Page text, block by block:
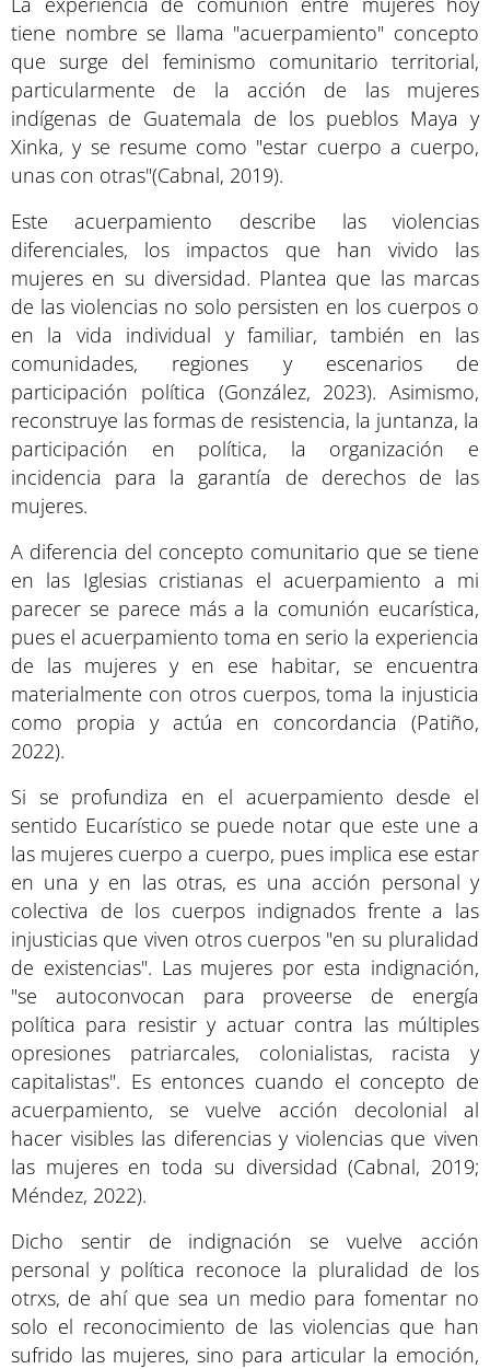
tiene nombre se llama "acuerpamiento" concepto
que surge del feminismo comunitario territorial,
particularmente de la acción de las mujeres
indígenas de Guatemala de los pueblos Maya y
Xinka, y se resume como "estar cuerpo a cuerpo,
unas con otras"(Cabnal, 2019).
Este acuerpamiento describe las violencias
diferenciales, los impactos que han vivido las
mujeres en su diversidad. Plantea que las marcas
de las violencias no solo persisten en los cuerpos o
en la vida individual y familiar, también en las
comunidades, regiones y escenarios de
participación política (González, 2023). Asimismo,
reconstruye las formas de resistencia, la juntanza, la
participación en política, la organización e
incidencia para la garantía de derechos de las
mujeres.
A diferencia del concepto comunitario que se tiene
en las Iglesias cristianas el acuerpamiento a mi
parecer se parece más a la comunión eucarística,
pues el acuerpamiento toma en serio la experiencia
de las mujeres y en ese habitar, se encuentra
materialmente con otros cuerpos, toma la injusticia
como propia y actúa en concordancia (Patiño,
2022).
Si se profundiza en el acuerpamiento desde el
sentido Eucarístico se puede notar que este une a
las mujeres cuerpo a cuerpo, pues implica ese estar
en una y en las otras, es una acción personal y
colectiva de los cuerpos indignados frente a las
injusticias que viven otros cuerpos "en su pluralidad
de existencias". Las mujeres por esta indignación,
"se autoconvocan para proveerse de energía
política para resistir y actuar contra las múltiples
opresiones patriarcales, colonialistas, racista y
capitalistas". Es entonces cuando el concepto de
acuerpamiento, se vuelve acción decolonial al
hacer visibles las diferencias y violencias que viven
las mujeres en toda su diversidad (Cabnal, 2019;
Méndez, 2022).
Dicho sentir de indignación se vuelve acción
personal y política reconoce la pluralidad de los
otrxs, de ahí que sea un medio para fomentar no
solo el reconocimiento de las violencias que han
sufrido las mujeres, sino para articular la emoción,